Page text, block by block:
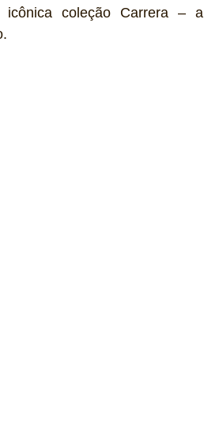
coleção Carrera – a